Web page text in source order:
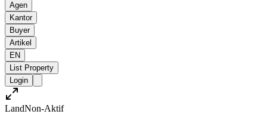
Agen
Kantor
Buyer
Artikel
EN
List Property
Login
LandNon-Aktif